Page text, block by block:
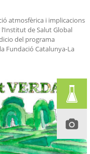
atmosfèrica i implicacions
de Salut Global
del programa
Fundació Catalunya-La